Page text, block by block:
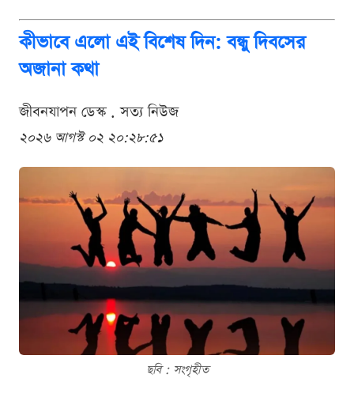
কীভাবে এলো এই বিশেষ দিন: বন্ধু দিবসের
অজানা কথা
জীবনযাপন ডেস্ক . সত্য নিউজ
২০২৬ আগস্ট ০২ ২০:২৮:৫১
ছবি : সংগৃহীত